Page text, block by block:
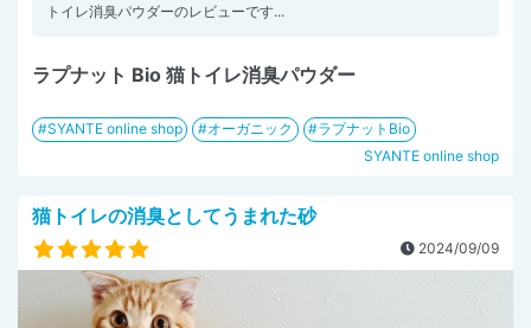
トイレ消臭パウダーのレビューです...
ラプナット Bio 猫トイレ消臭パウダー
SYANTE online shop オーガニック
ラプナットBio
SYANTE online shop
猫トイレの消臭としてうまれた砂
2024/09/09